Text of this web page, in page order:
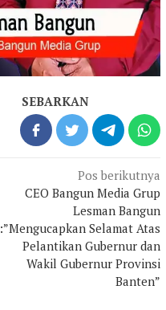
SEBARKAN
Pos berikutnya
CEO Bangun Media Grup
Lesman Bangun
:”Mengucapkan Selamat Atas
Pelantikan Gubernur dan
Wakil Gubernur Provinsi
Banten”